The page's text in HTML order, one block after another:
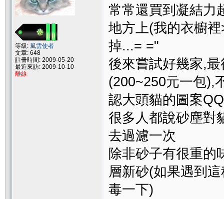
等級: 風雲使者
文章: 648
註冊時間: 2009-05-20
最近來訪: 2009-10-10
離線
常常還買到凝結力
地方上(我的衣櫥
掉...= ="
後來嘗試好幾家,
(200~250元一包),
認大頭貓的圖案
很多人都說砂塵對
去過濾一次
除非砂子有很重的
層新砂(如果遇到
毒一下)